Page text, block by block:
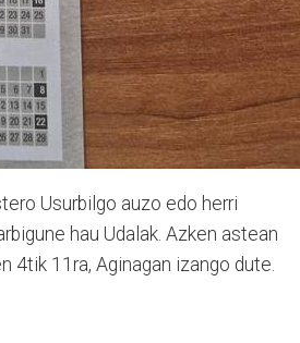
Usurbilgo auzo edo herri
hau Udalak. Azken astean
4tik 11ra, Aginagan izango dute.